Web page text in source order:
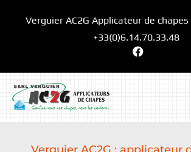
Verguier AC2G Applicateur de
+33(0)6.14.70.33.48